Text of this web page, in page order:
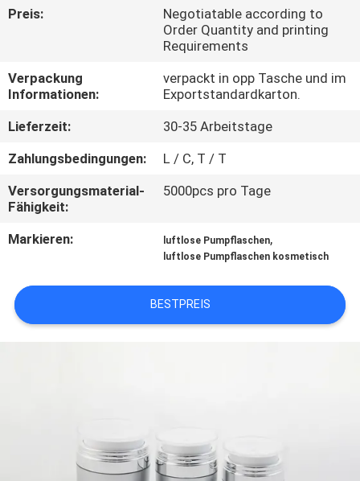
QUALITÄTSKONTROLLE
TRETEN
SIE
MIT
UNS
VERBINDUNG
SIE
EIN
ZITAT
PRIVACY
POLICY
Preis:
Negotiatable according to
Order Quantity and printing
Requirements
Verpackung
Informationen:
verpackt in opp Tasche und im
Exportstandardkarton.
Lieferzeit:
30-35 Arbeitstage
Zahlungsbedingungen:
L / C, T / T
Versorgungsmaterial-
Fähigkeit:
5000pcs pro Tage
Markieren: luftlose Pumpflaschen,
luftlose Pumpflaschen kosmetisch
BESTPREIS